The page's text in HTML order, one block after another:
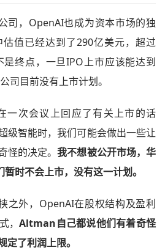
司，OpenAI也成为资本市场的独
值已经达到了290亿美元，超过
终点，一旦IPO上市应该能达到
司目前没有上市计划。
一次会议上回应了有关上市的话
级智能时，我们可能会做出一些让
怪的决定。我不想被公开市场，华
时不会上市，没有这一计划。
之外，OpenAI在股权结构及盈利
，Altman自己都说他们有着奇怪
定了利润上限。